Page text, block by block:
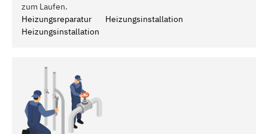
zum Laufen.
Heizungsreparatur
Heizungsinstallation
Heizungsinstallation